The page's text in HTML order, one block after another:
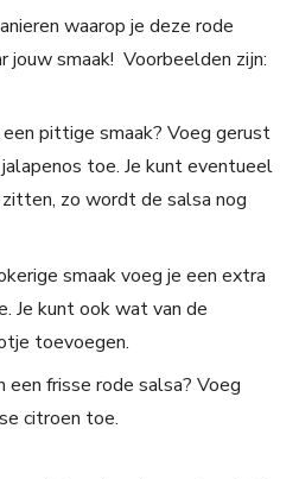
waarop je deze rode
jouw smaak! Voorbeelden zijn:
een pittige smaak? Voeg gerust
toe. Je kunt eventueel
zo wordt de salsa nog
smaak voeg je een extra
Je kunt ook wat van de
toevoegen.
een frisse rode salsa? Voeg
citroen toe.